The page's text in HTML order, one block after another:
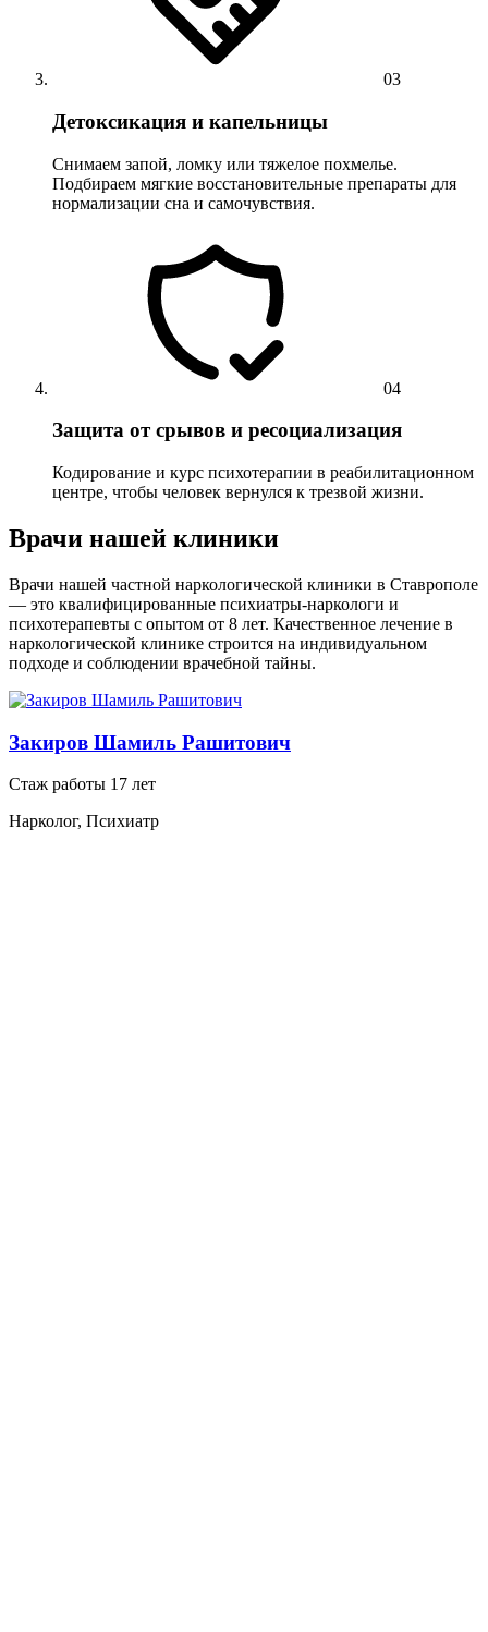
03
Детоксикация и капельницы
Снимаем запой, ломку или тяжелое похмелье.
Подбираем мягкие восстановительные препараты для
нормализации сна и самочувствия.
04
Защита от срывов и ресоциализация
Кодирование и курс психотерапии в реабилитационном
центре, чтобы человек вернулся к трезвой жизни.
Врачи нашей клиники
Врачи нашей частной наркологической клиники в Ставрополе
— это квалифицированные психиатры-наркологи и
психотерапевты с опытом от 8 лет. Качественное лечение в
наркологической клинике строится на индивидуальном
подходе и соблюдении врачебной тайны.
Закиров Шамиль Рашитович
Стаж работы 17 лет
Нарколог, Психиатр